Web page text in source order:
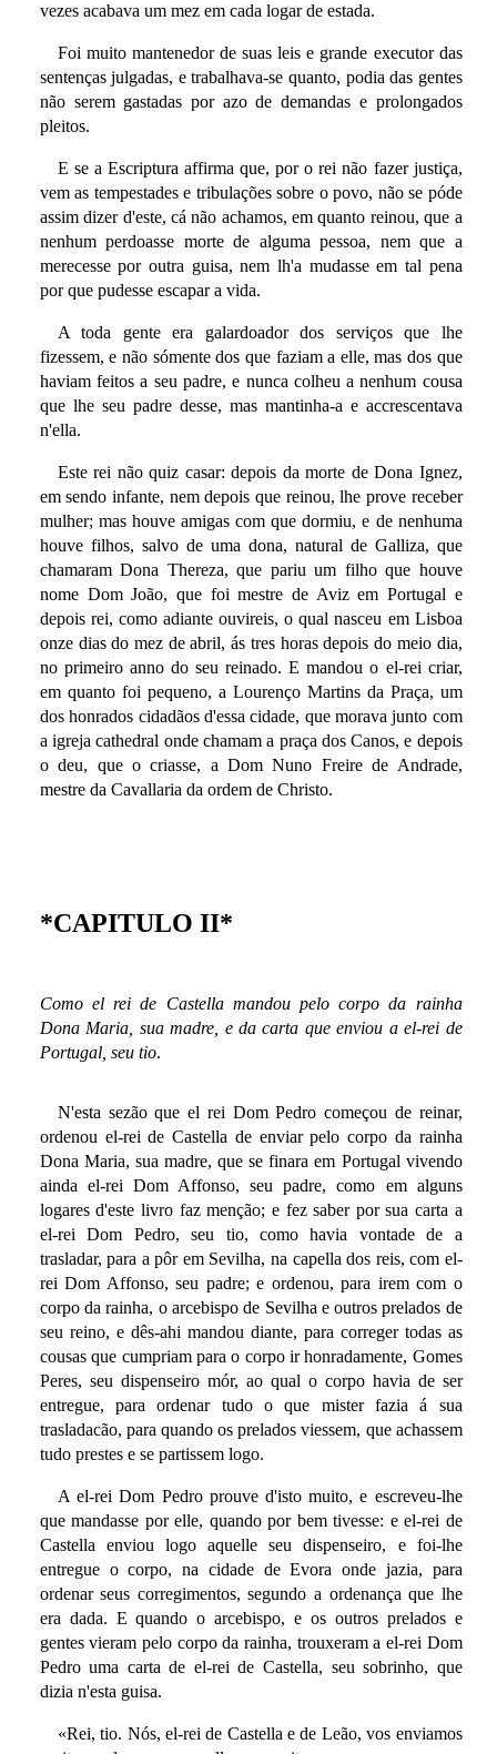
vezes acabava um mez em cada logar de estada.
Foi muito mantenedor de suas leis e grande executor das
sentenças julgadas, e trabalhava-se quanto, podia das gentes
não serem gastadas por azo de demandas e prolongados
pleitos.
E se a Escriptura affirma que, por o rei não fazer justiça,
vem as tempestades e tribulações sobre o povo, não se póde
assim dizer d'este, cá não achamos, em quanto reinou, que a
nenhum perdoasse morte de alguma pessoa, nem que a
merecesse por outra guisa, nem lh'a mudasse em tal pena
por que pudesse escapar a vida.
A toda gente era galardoador dos serviços que lhe
fizessem, e não sómente dos que faziam a elle, mas dos que
haviam feitos a seu padre, e nunca colheu a nenhum cousa
que lhe seu padre desse, mas mantinha-a e accrescentava
n'ella.
Este rei não quiz casar: depois da morte de Dona Ignez,
em sendo infante, nem depois que reinou, lhe prove receber
mulher; mas houve amigas com que dormiu, e de nenhuma
houve filhos, salvo de uma dona, natural de Galliza, que
chamaram Dona Thereza, que pariu um filho que houve
nome Dom João, que foi mestre de Aviz em Portugal e
depois rei, como adiante ouvireis, o qual nasceu em Lisboa
onze dias do mez de abril, ás tres horas depois do meio dia,
no primeiro anno do seu reinado. E mandou o el-rei criar,
em quanto foi pequeno, a Lourenço Martins da Praça, um
dos honrados cidadãos d'essa cidade, que morava junto com
a igreja cathedral onde chamam a praça dos Canos, e depois
o deu, que o criasse, a Dom Nuno Freire de Andrade,
mestre da Cavallaria da ordem de Christo.
*CAPITULO II*
Como el rei de Castella mandou pelo corpo da rainha
Dona Maria, sua madre, e da carta que enviou a el-rei de
Portugal, seu tio.
N'esta sezão que el rei Dom Pedro começou de reinar,
ordenou el-rei de Castella de enviar pelo corpo da rainha
Dona Maria, sua madre, que se finara em Portugal vivendo
ainda el-rei Dom Affonso, seu padre, como em alguns
logares d'este livro faz menção; e fez saber por sua carta a
el-rei Dom Pedro, seu tio, como havia vontade de a
trasladar, para a pôr em Sevilha, na capella dos reis, com el-
rei Dom Affonso, seu padre; e ordenou, para irem com o
corpo da rainha, o arcebispo de Sevilha e outros prelados de
seu reino, e dês-ahi mandou diante, para correger todas as
cousas que cumpriam para o corpo ir honradamente, Gomes
Peres, seu dispenseiro mór, ao qual o corpo havia de ser
entregue, para ordenar tudo o que mister fazia á sua
trasladacão, para quando os prelados viessem, que achassem
tudo prestes e se partissem logo.
A el-rei Dom Pedro prouve d'isto muito, e escreveu-lhe
que mandasse por elle, quando por bem tivesse: e el-rei de
Castella enviou logo aquelle seu dispenseiro, e foi-lhe
entregue o corpo, na cidade de Evora onde jazia, para
ordenar seus corregimentos, segundo a ordenança que lhe
era dada. E quando o arcebispo, e os outros prelados e
gentes vieram pelo corpo da rainha, trouxeram a el-rei Dom
Pedro uma carta de el-rei de Castella, seu sobrinho, que
dizia n'esta guisa.
«Rei, tio. Nós, el-rei de Castella e de Leão, vos enviamos